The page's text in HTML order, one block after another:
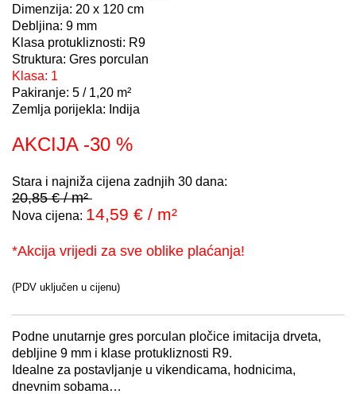
Dimenzija: 20 x 120 cm
Debljina: 9 mm
Klasa protukliznosti: R9
Struktura: Gres porculan
Klasa: 1
Pakiranje: 5 / 1,20 m²
Zemlja porijekla: Indija
AKCIJA -30 %
Stara i najniža cijena zadnjih 30 dana:
20,85 € / m²
Nova cijena: 14,59 € / m²
*Akcija vrijedi za sve oblike plaćanja!
(PDV uključen u cijenu)
Podne unutarnje gres porculan pločice imitacija drveta,
debljine 9 mm i klase protukliznosti R9.
Idealne za postavljanje u vikendicama, hodnicima,
dnevnim sobama…